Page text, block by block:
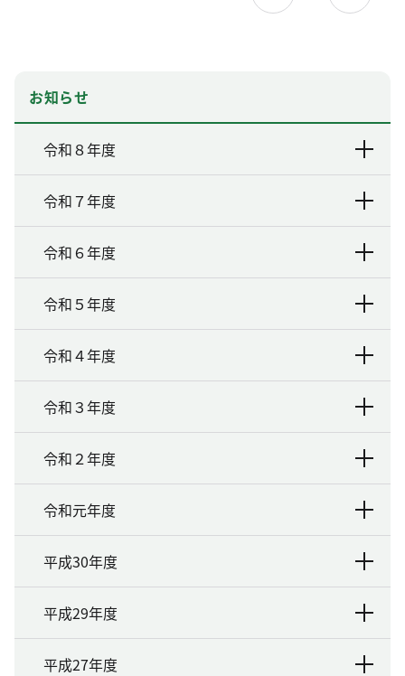
お知らせ
令和８年度
令和７年度
令和６年度
令和５年度
令和４年度
令和３年度
令和２年度
令和元年度
平成30年度
平成29年度
平成27年度